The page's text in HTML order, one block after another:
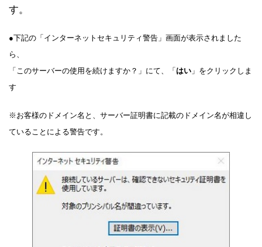
す。
●下記の「インターネットセキュリティ警告」画面が表示されました
ら、
「このサーバーの使用を続けますか？」にて、「 はい 」をクリックしま
す
※お客様のドメイン名と、サーバー証明書に記載のドメイン名が相違し
ていることによる警告です。